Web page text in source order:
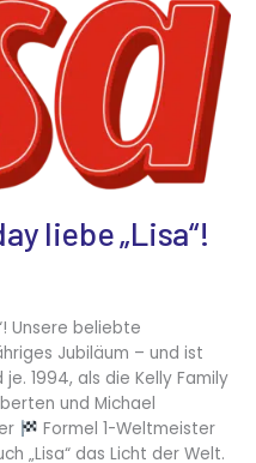
liebe „Lisa“!
Unsere beliebte
Jubiläum – und ist
1994, als die Kelly Family
und Michael
Formel 1-Weltmeister
„Lisa“ das Licht der Welt.